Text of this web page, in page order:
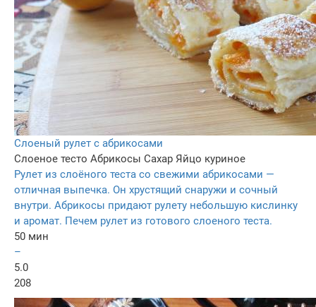
Слоеный рулет с абрикосами
Слоеное тесто Абрикосы Сахар Яйцо куриное
Рулет из слоёного теста со свежими абрикосами —
отличная выпечка. Он хрустящий снаружи и сочный
внутри. Абрикосы придают рулету небольшую кислинку
и аромат. Печем рулет из готового слоеного теста.
50 мин
–
5.0
208